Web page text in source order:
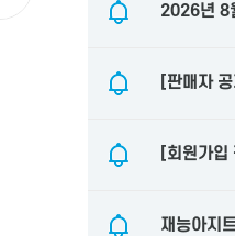
2026년 8
[판매자
[회원가
재능아지